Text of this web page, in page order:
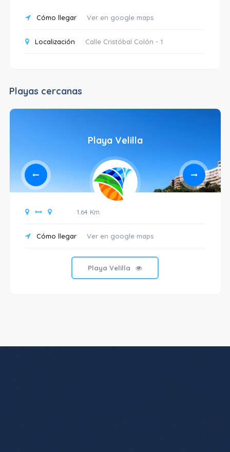
Cómo llegar Ver en google maps
Localización Calle Cristóbal Colón - 1
Playas cercanas
Playa Velilla
1.64 Km
Cómo llegar Ver en google maps
Playa Velilla